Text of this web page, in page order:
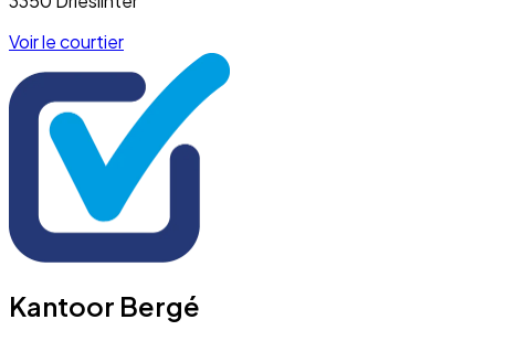
Voir le courtier
Kantoor Bergé